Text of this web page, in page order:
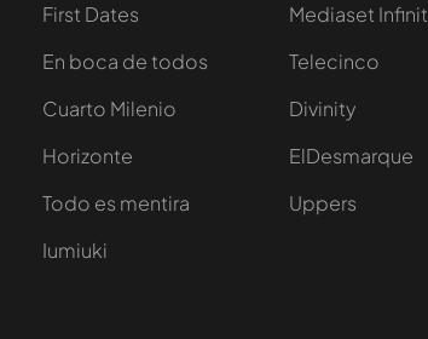
First Dates
En boca de todos
Cuarto Milenio
Horizonte
Todo es mentira
Iumiuki
Mediaset
Telecinco
Divinity
ElDesmarque
Uppers